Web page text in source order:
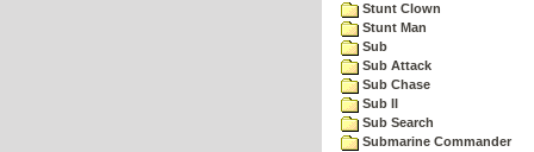
Stunt Clown
Stunt Man
Sub
Sub Attack
Sub Chase
Sub II
Sub Search
Submarine Commander